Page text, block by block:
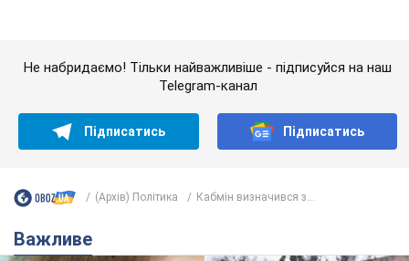
Важливе